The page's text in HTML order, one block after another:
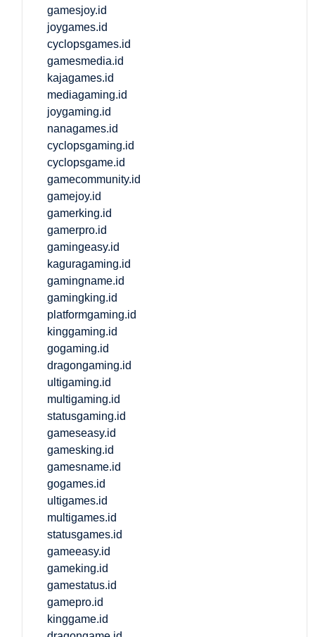
gamesjoy.id
joygames.id
cyclopsgames.id
gamesmedia.id
kajagames.id
mediagaming.id
joygaming.id
nanagames.id
cyclopsgaming.id
cyclopsgame.id
gamecommunity.id
gamejoy.id
gamerking.id
gamerpro.id
gamingeasy.id
kaguragaming.id
gamingname.id
gamingking.id
platformgaming.id
kinggaming.id
gogaming.id
dragongaming.id
ultigaming.id
multigaming.id
statusgaming.id
gameseasy.id
gamesking.id
gamesname.id
gogames.id
ultigames.id
multigames.id
statusgames.id
gameeasy.id
gameking.id
gamestatus.id
gamepro.id
kinggame.id